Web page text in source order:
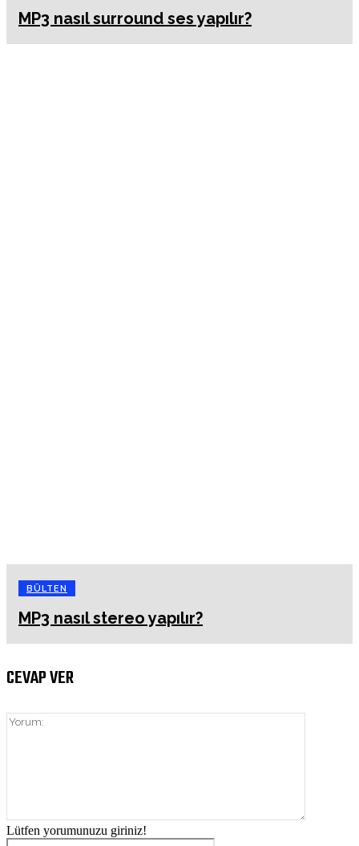
MP3 nasıl surround ses yapılır?
BÜLTEN
MP3 nasıl stereo yapılır?
CEVAP VER
Lütfen yorumunuzu giriniz!